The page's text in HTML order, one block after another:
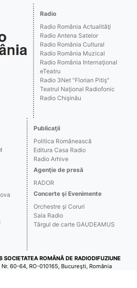
Radio
Radio România Actualităţi
Radio Antena Satelor
Radio România Cultural
Radio România Muzical
Radio România Internaţional
eTeatru
Radio 3Net "Florian Pitiş"
Teatrul Naţional Radiofonic
Radio Chişinău
Publicaţii
Politica Românească
Editura Casa Radio
Radio Arhive
Agenţie de presă
RADOR
Concerte şi Evenimente
Orchestre şi Coruri
Sala Radio
Târgul de carte GAUDEAMUS
ROMÂNĂ DE RADIODIFUZIUNE
60-64, RO-010165, Bucureşti, România